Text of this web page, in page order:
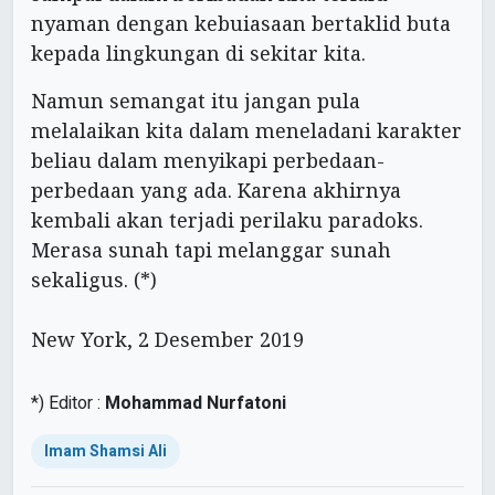
nyaman dengan kebuiasaan bertaklid buta
kepada lingkungan di sekitar kita.
Namun semangat itu jangan pula
melalaikan kita dalam meneladani karakter
beliau dalam menyikapi perbedaan-
perbedaan yang ada. Karena akhirnya
kembali akan terjadi perilaku paradoks.
Merasa sunah tapi melanggar sunah
sekaligus. (*)
New York, 2 Desember 2019
*) Editor : Mohammad Nurfatoni
Imam Shamsi Ali